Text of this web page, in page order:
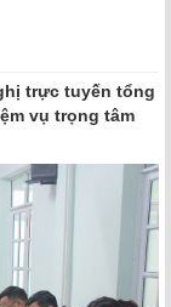
trực tuyến tổng
vụ trọng tâm